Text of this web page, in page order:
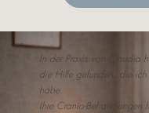
In der Praxis von Claudia
die Hilfe gefunden, die
habe.
Ihre Cranio-Behandlungen